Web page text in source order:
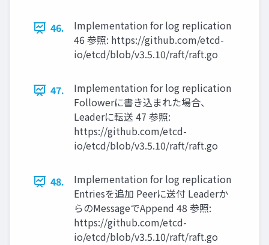
46.
Implementation for log replication
46 参照: https://github.com/etcd-
io/etcd/blob/v3.5.10/raft/raft.go
47.
Implementation for log replication
Followerに書き込まれた場合、
Leaderに転送 47 参照:
https://github.com/etcd-
io/etcd/blob/v3.5.10/raft/raft.go
48.
Implementation for log replication
Entriesを追加 Peerに送付 Leaderか
らのMessageでAppend 48 参照:
https://github.com/etcd-
io/etcd/blob/v3.5.10/raft/raft.go